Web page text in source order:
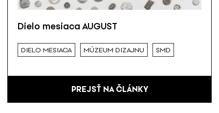
Dielo mesiaca AUGUST
DIELO MESIACA MÚZEUM DIZAJNU SMD
PREJSŤ NA ČLÁNKY